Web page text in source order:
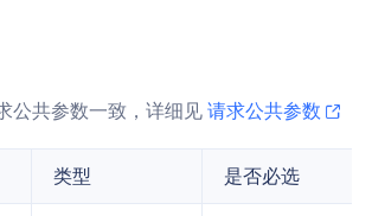
公共参数一致，详细见请求公共参数
类型 是否必选